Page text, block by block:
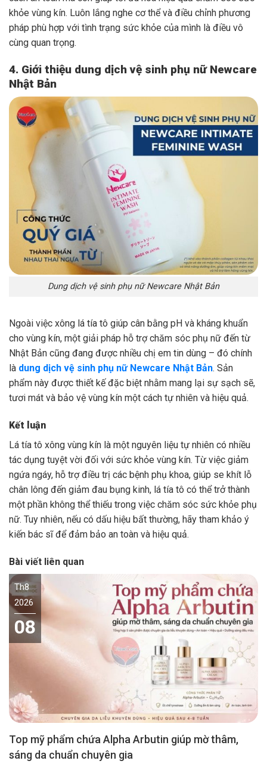
khỏe vùng kín. Luôn lắng nghe cơ thể và điều chỉnh phương
pháp phù hợp với tình trạng sức khỏe của mình là điều vô
cùng quan trọng.
4. Giới thiệu dung dịch vệ sinh phụ nữ Newcare
Nhật Bản
Dung dịch vệ sinh phụ nữ Newcare Nhật Bản
Ngoài việc xông lá tía tô giúp cân bằng pH và kháng khuẩn
cho vùng kín, một giải pháp hỗ trợ chăm sóc phụ nữ đến từ
Nhật Bản cũng đang được nhiều chị em tin dùng – đó chính
là dung dịch vệ sinh phụ nữ Newcare Nhật Bản. Sản
phẩm này được thiết kế đặc biệt nhằm mang lại sự sạch sẽ,
tươi mát và bảo vệ vùng kín một cách tự nhiên và hiệu quả.
Kết luận
Lá tía tô xông vùng kín là một nguyên liệu tự nhiên có nhiều
tác dụng tuyệt vời đối với sức khỏe vùng kín. Từ việc giảm
ngứa ngáy, hỗ trợ điều trị các bệnh phụ khoa, giúp se khít lỗ
chân lông đến giảm đau bụng kinh, lá tía tô có thể trở thành
một phần không thể thiếu trong việc chăm sóc sức khỏe phụ
nữ. Tuy nhiên, nếu có dấu hiệu bất thường, hãy tham khảo ý
kiến bác sĩ để đảm bảo an toàn và hiệu quả.
Bài viết liên quan
Th8
2026
08
Top mỹ phẩm chứa Alpha Arbutin giúp mờ thâm,
sáng da chuẩn chuyên gia